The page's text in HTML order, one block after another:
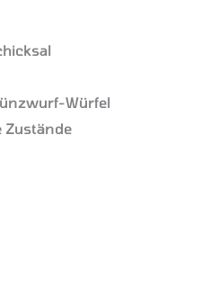
Würfel
Zustände